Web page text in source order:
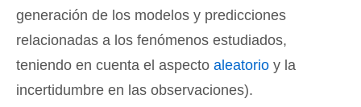
generación de los modelos y predicciones
relacionadas a los fenómenos estudiados,
teniendo en cuenta el aspecto aleatorio y la
incertidumbre en las observaciones).